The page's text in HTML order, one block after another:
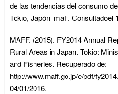
de las tendencias del consumo
Tokio, Japón: maff. Consultadoel
MAFF. (2015). FY2014 Annual
Rural Areas in Japan. Tokio:
and Fisheries. Recuperado de:
http://www.maff.go.jp/e/pdf/
04/01/2016.